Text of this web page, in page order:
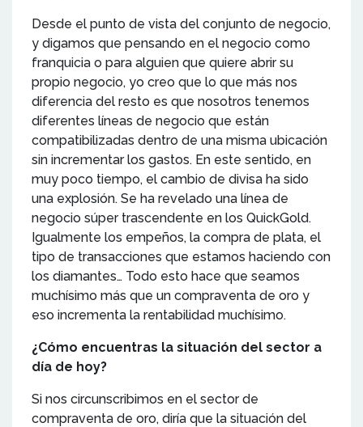
Desde el punto de vista del conjunto de negocio,
y digamos que pensando en el negocio como
franquicia o para alguien que quiere abrir su
propio negocio, yo creo que lo que más nos
diferencia del resto es que nosotros tenemos
diferentes líneas de negocio que están
compatibilizadas dentro de una misma ubicación
sin incrementar los gastos. En este sentido, en
muy poco tiempo, el cambio de divisa ha sido
una explosión. Se ha revelado una línea de
negocio súper trascendente en los QuickGold.
Igualmente los empeños, la compra de plata, el
tipo de transacciones que estamos haciendo con
los diamantes… Todo esto hace que seamos
muchísimo más que un compraventa de oro y
eso incrementa la rentabilidad muchísimo.
¿Cómo encuentras la situación del sector a
día de hoy?
Si nos circunscribimos en el sector de
compraventa de oro, diría que la situación del